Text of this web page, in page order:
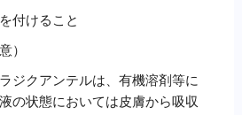
付けること
）
ジクアンテルは、有機溶剤等に
の状態においては皮膚から吸収